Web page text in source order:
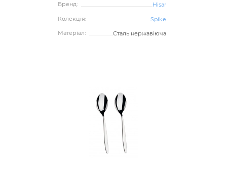
Бренд:
Hisar
Колекція:
Spike
Матеріал:
Сталь нержавіюча